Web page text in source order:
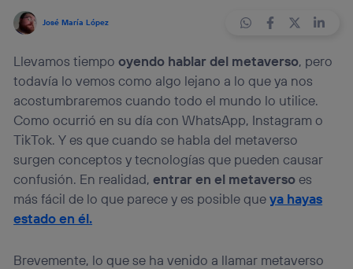
José María López
Llevamos tiempooyendo hablar del metaverso, pero
todavía lo vemos como algo lejano a lo que ya nos
acostumbraremos cuando todo el mundo lo utilice.
Como ocurrió en su día con WhatsApp, Instagram o
TikTok. Y es que cuando se habla del metaverso
surgen conceptos y tecnologías que pueden causar
confusión. En realidad,entrar en el metaversoes
más fácil de lo que parece y es posible queya hayas
estado en él.
Brevemente, lo que se ha venido a llamar metaverso